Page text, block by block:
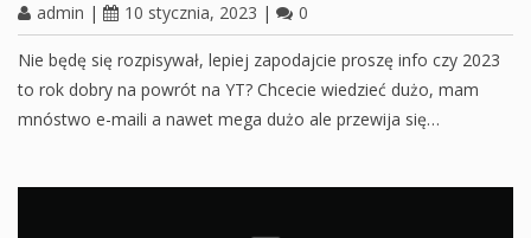
admin | 10 stycznia, 2023 | 0
Nie będę się rozpisywał, lepiej zapodajcie proszę info czy 2023
to rok dobry na powrót na YT? Chcecie wiedzieć dużo, mam
mnóstwo e-maili a nawet mega dużo ale przewija się…